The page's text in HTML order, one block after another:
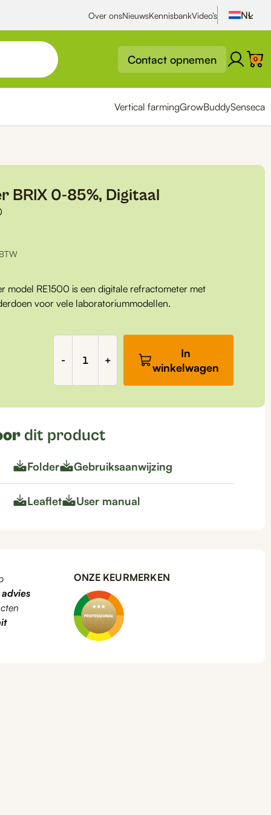
Over onsNieuwsKennisbankVideo’s
Contact opnemen 0
Vertical farmingGrowBuddySenseca
BRIX 0-85%, Digitaal
model RE1500 is een digitale refractometer met
voor vele laboratoriummodellen.
85%,
- +
In
winkelwagen
dit product
Folder Gebruiksaanwijzing
Leaflet User manual
advies
ONZE KEURMERKEN